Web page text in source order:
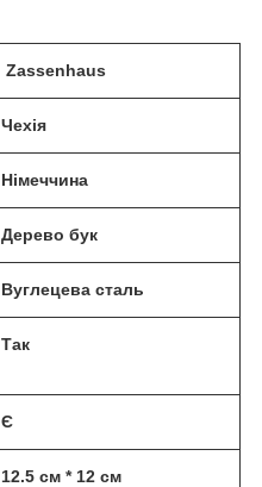
Zassenhaus
Чехія
Німеччина
Дерево бук
Вуглецева сталь
Так
Є
12.5 см * 12 см